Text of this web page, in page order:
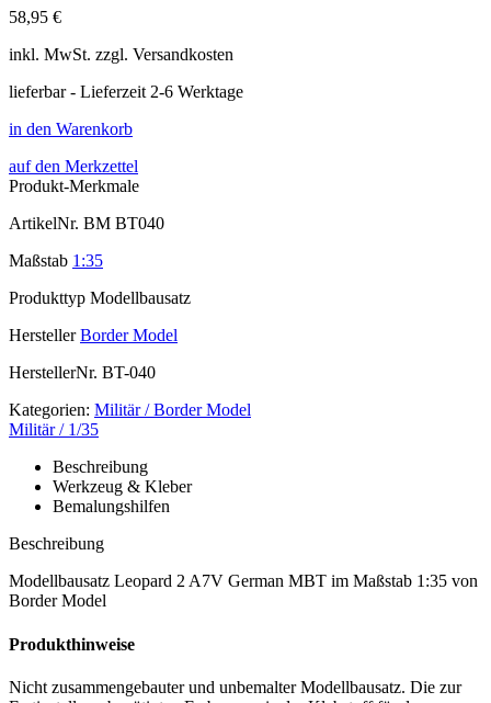
58,95 €
inkl. MwSt. zzgl. Versandkosten
lieferbar - Lieferzeit 2-6 Werktage
in den Warenkorb
auf den Merkzettel
Produkt-Merkmale
ArtikelNr. BM BT040
Maßstab 1:35
Produkttyp Modellbausatz
Hersteller Border Model
HerstellerNr. BT-040
Kategorien: Militär / Border Model
Militär / 1/35
Beschreibung
Werkzeug & Kleber
Bemalungshilfen
Beschreibung
Modellbausatz Leopard 2 A7V German MBT im Maßstab 1:35 von
Border Model
Produkthinweise
Nicht zusammengebauter und unbemalter Modellbausatz. Die zur